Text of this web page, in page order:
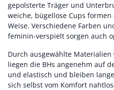
gepolsterte Träger und
weiche, bügellose Cups
Weise. Verschiedene Farben
feminin-verspielt sorgen auch
Durch ausgewählte
liegen die BHs angenehm auf
und elastisch und bleiben
sich selbst vom Komfort